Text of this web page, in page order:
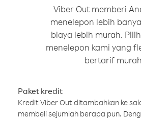
Viber Out memberi
menelepon lebih
biaya lebih murah.
menelepon kami yang
bertarif
Paket kredit
Kredit Viber Out ditambahkan ke
membeli sejumlah berapa pun.